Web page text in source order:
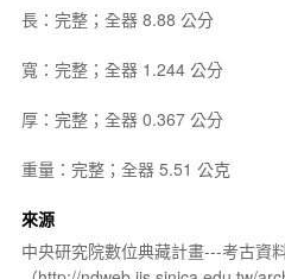
長：完整；全器 8.88 公分
寬：完整；全器 1.244 公分
厚：完整；全器 0.367 公分
重量：完整；全器 5.51 公克
來源
中央研究院數位典藏計畫---考古資